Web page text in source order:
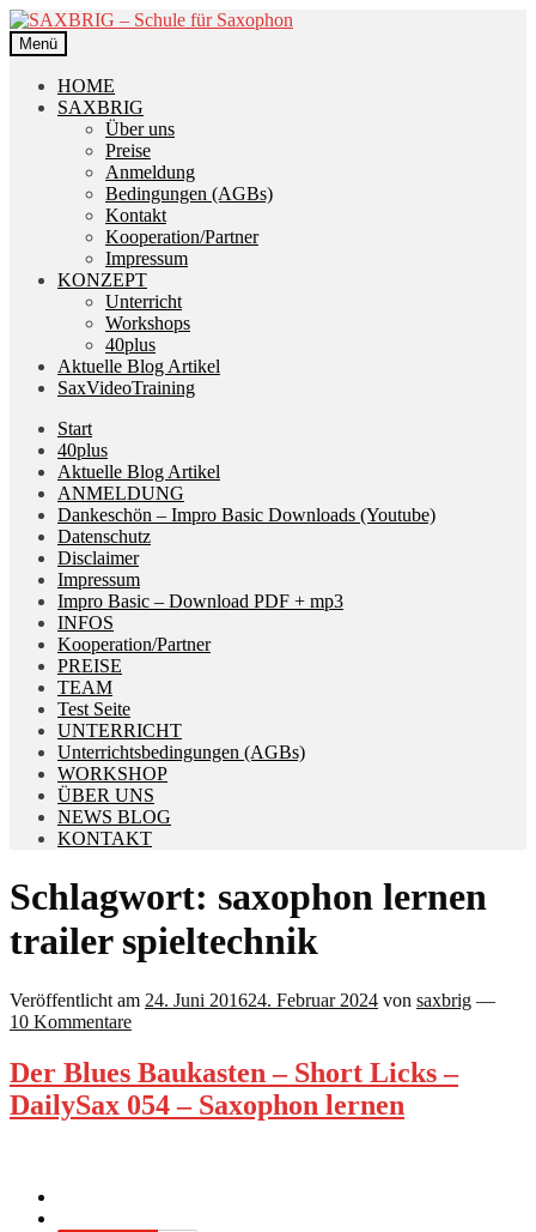
Zur
Navigation
springen
Zum
Inhalt
springen
Menü
HOME
SAXBRIG
Über uns
Preise
Anmeldung
Bedingungen (AGBs)
Kontakt
Kooperation/Partner
Impressum
KONZEPT
Unterricht
Workshops
40plus
Aktuelle Blog Artikel
SaxVideoTraining
Start
40plus
Aktuelle Blog Artikel
ANMELDUNG
Dankeschön – Impro Basic Downloads (Youtube)
Datenschutz
Disclaimer
Impressum
Impro Basic – Download PDF + mp3
INFOS
Kooperation/Partner
PREISE
TEAM
Test Seite
UNTERRICHT
Unterrichtsbedingungen (AGBs)
WORKSHOP
ÜBER UNS
NEWS BLOG
KONTAKT
Schlagwort: saxophon lernen
trailer spieltechnik
Veröffentlicht am 24. Juni 201624. Februar 2024 von saxbrig —
10 Kommentare
Der Blues Baukasten – Short Licks –
DailySax 054 – Saxophon lernen